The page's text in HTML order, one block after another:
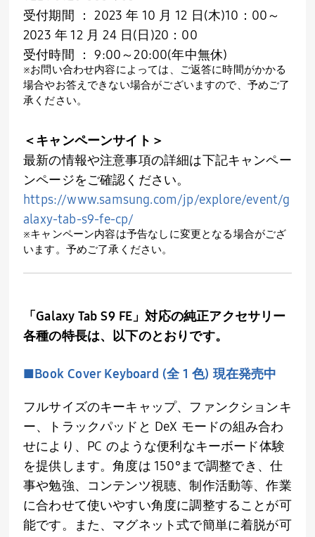
受付期間 ： 2023 年 10 月 12 日(木)10：00～
2023 年 12 月 24 日(日)20：00
受付時間 ： 9:00～20:00(年中無休)
※お問い合わせ内容によっては、ご返答に時間がかかる
場合やお答えできない場合がございますので、予めご了
承ください。
＜キャンペーンサイト＞
最新の情報や注意事項の詳細は下記キャンペー
ンページをご確認ください。
https://www.samsung.com/jp/explore/event/g
alaxy-tab-s9-fe-cp/
※キャンペーン内容は予告なしに変更となる場合がござ
います。予めご了承ください。
「Galaxy Tab S9 FE」対応の純正アクセサリー
各種の特長は、以下のとおりです。
■Book Cover Keyboard (全 1 色) 現在発売中
フルサイズのキーキャップ、ファンクションキ
ー、トラックパッドと DeX モードの組み合わ
せにより、PC のような便利なキーボード体験
を提供します。角度は 150°まで調整でき、仕
事や勉強、コンテンツ視聴、制作活動等、作業
に合わせて使いやすい角度に調整することが可
能です。また、マグネット式で簡単に着脱が可